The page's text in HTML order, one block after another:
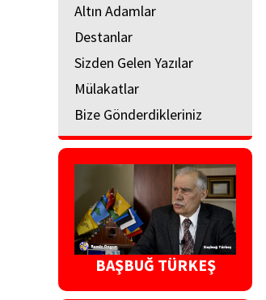
Altın Adamlar
Destanlar
Sizden Gelen Yazılar
Mülakatlar
Bize Gönderdikleriniz
BAŞBUĞ TÜRKEŞ